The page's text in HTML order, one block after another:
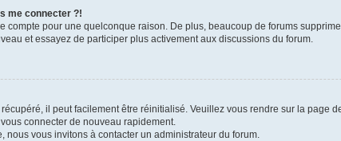
me connecter ?!
compte pour une quelconque raison. De plus, beaucoup de forums
et essayez de participer plus activement aux discussions du forum.
il peut facilement être réinitialisé. Veuillez vous rendre sur la page
connecter de nouveau rapidement.
vous invitons à contacter un administrateur du forum.